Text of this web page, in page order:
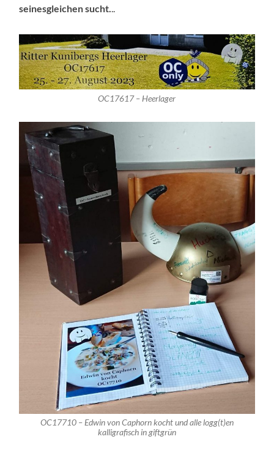
seinesgleichen sucht.
OC17617 – Heerlager
OC17710 – Edwin von Caphorn kocht und alle logg(t)en
kalligrafisch in giftgrün